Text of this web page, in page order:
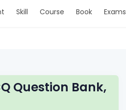
Skill Course Book Exams
Question Bank,